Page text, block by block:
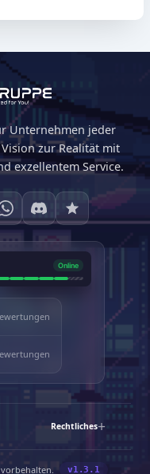
Unternehmen jeder
zur Realität mit
exzellentem Service.
Rechtliches